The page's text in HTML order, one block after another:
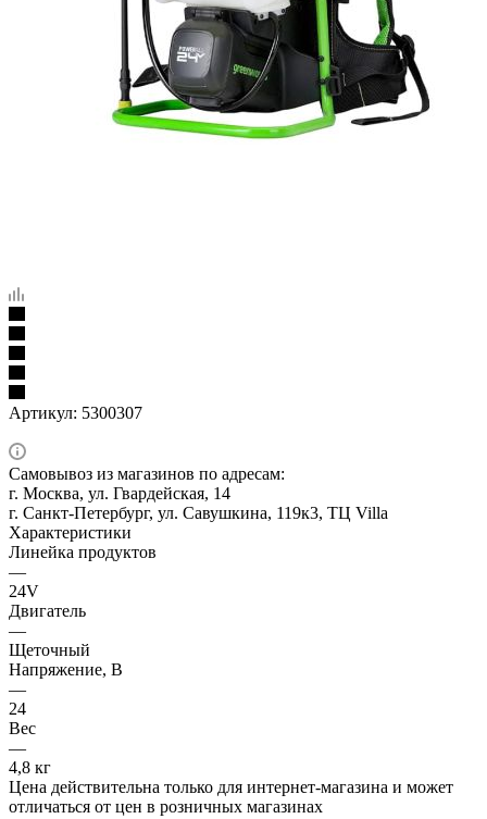
Артикул: 5300307
Самовывоз из магазинов по адресам:
г. Москва, ул. Гвардейская, 14
г. Санкт-Петербург, ул. Савушкина, 119к3, ТЦ Villa
Характеристики
Линейка продуктов
—
24V
Двигатель
—
Щеточный
Напряжение, В
—
24
Вес
—
4,8 кг
Цена действительна только для интернет-магазина и может
отличаться от цен в розничных магазинах